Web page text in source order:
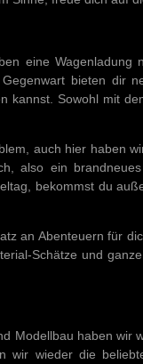
eine Wagenladung
bieten dir
kannst. Sowohl mit
auch hier haben
also ein
bekommst du
an Abenteuern für
Schätze und
Modellbau haben wir
wir wieder die